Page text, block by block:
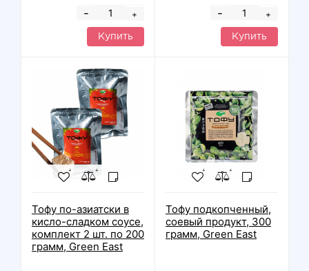
+
-
Купить
+
-
Купить
Тофу по-азиатски в
кисло-сладком соусе,
комплект 2 шт. по 200
грамм, Green East
Тофу подкопченный,
соевый продукт, 300
грамм, Green East